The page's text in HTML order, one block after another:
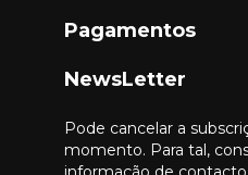
Pagamentos
NewsLetter
Pode cancelar a
momento. Para tal,